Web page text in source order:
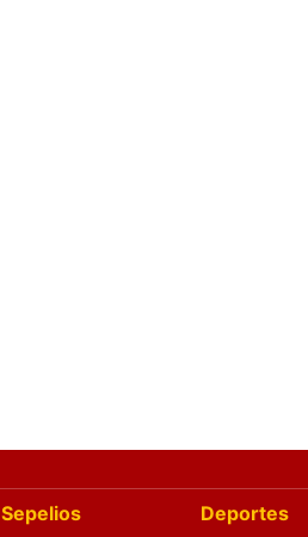
Sepelios
Deportes